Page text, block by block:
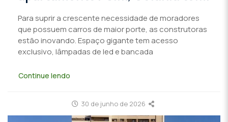
Para suprir a crescente necessidade de moradores
que possuem carros de maior porte, as construtoras
estão inovando. Espaço gigante tem acesso
exclusivo, lâmpadas de led e bancada
Continue lendo
30 de junho de 2026